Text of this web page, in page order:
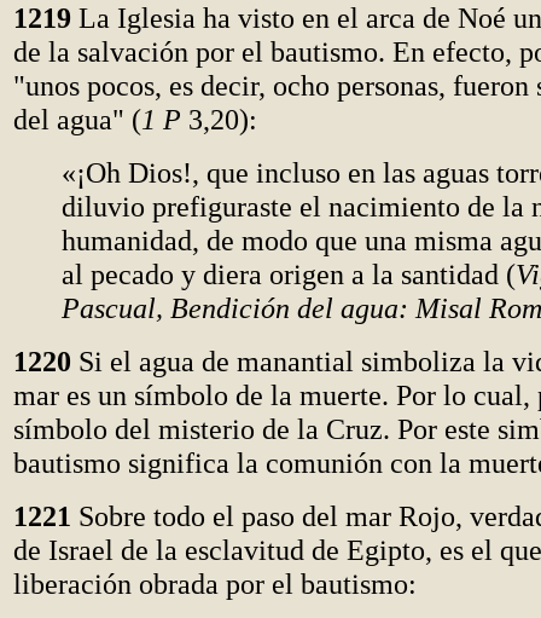
1219 La Iglesia ha visto en el arca de Noé
de la salvación por el bautismo. En efecto,
"unos pocos, es decir, ocho personas, fueron
del agua" (1 P 3,20):
«¡Oh Dios!, que incluso en las aguas
diluvio prefiguraste el nacimiento de la
humanidad, de modo que una misma
al pecado y diera origen a la santidad (
Pascual, Bendición del agua: Misal
1220 Si el agua de manantial simboliza la
mar es un símbolo de la muerte. Por lo cual,
símbolo del misterio de la Cruz. Por este
bautismo significa la comunión con la
1221 Sobre todo el paso del mar Rojo,
de Israel de la esclavitud de Egipto, es el
liberación obrada por el bautismo: